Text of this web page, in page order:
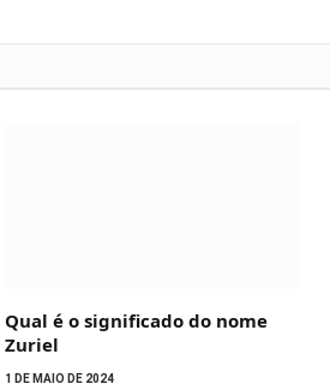
Qual é o significado do nome
Zuriel
1 DE MAIO DE 2024